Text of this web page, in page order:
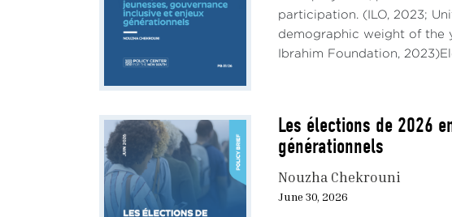
participation. (ILO, 2023;
demographic weight of the
Ibrahim Foundation,
Les élections de 2026
générationnels
Nouzha Chekrouni
June 30, 2026